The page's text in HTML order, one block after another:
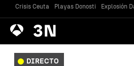
Crisis Ceuta Playas Donosti Explosión
Antena
3 Noticias
DIRECTO